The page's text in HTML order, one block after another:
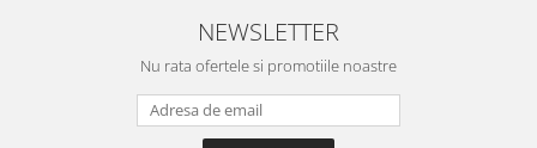
NEWSLETTER
Nu rata ofertele si promotiile noastre